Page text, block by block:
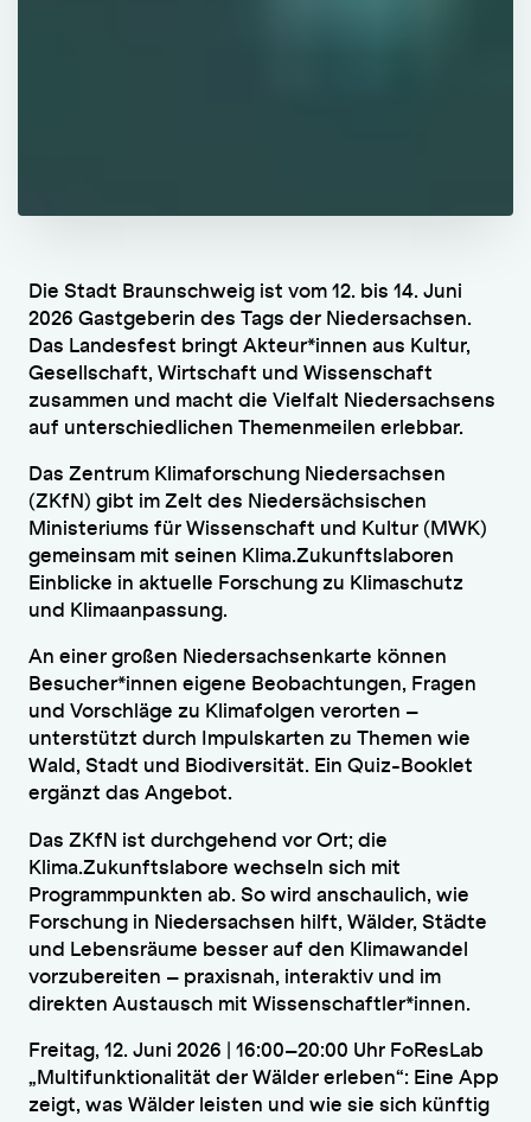
Die Stadt Braunschweig ist vom 12. bis 14. Juni
2026 Gastgeberin des Tags der Niedersachsen.
Das Landesfest bringt Akteur*innen aus Kultur,
Gesellschaft, Wirtschaft und Wissenschaft
zusammen und macht die Vielfalt Niedersachsens
auf unterschiedlichen Themenmeilen erlebbar.
Das Zentrum Klimaforschung Niedersachsen
(ZKfN) gibt im Zelt des Niedersächsischen
Ministeriums für Wissenschaft und Kultur (MWK)
gemeinsam mit seinen Klima.Zukunftslaboren
Einblicke in aktuelle Forschung zu Klimaschutz
und Klimaanpassung.
An einer großen Niedersachsenkarte können
Besucher*innen eigene Beobachtungen, Fragen
und Vorschläge zu Klimafolgen verorten –
unterstützt durch Impulskarten zu Themen wie
Wald, Stadt und Biodiversität. Ein Quiz-Booklet
ergänzt das Angebot.
Das ZKfN ist durchgehend vor Ort; die
Klima.Zukunftslabore wechseln sich mit
Programmpunkten ab. So wird anschaulich, wie
Forschung in Niedersachsen hilft, Wälder, Städte
und Lebensräume besser auf den Klimawandel
vorzubereiten – praxisnah, interaktiv und im
direkten Austausch mit Wissenschaftler*innen.
Freitag, 12. Juni 2026 | 16:00–20:00 Uhr FoResLab
„Multifunktionalität der Wälder erleben“: Eine App
zeigt, was Wälder leisten und wie sie sich künftig